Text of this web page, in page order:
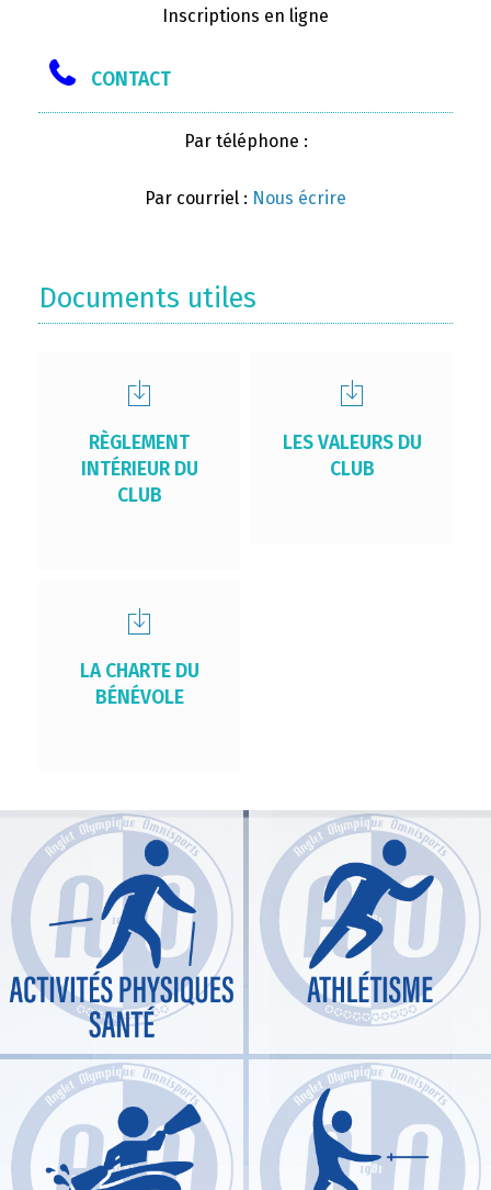
Inscriptions en ligne
CONTACT
Par téléphone :
Par courriel : Nous écrire
Documents utiles
RÈGLEMENT
INTÉRIEUR DU
CLUB
LES VALEURS DU
CLUB
LA CHARTE DU
BÉNÉVOLE